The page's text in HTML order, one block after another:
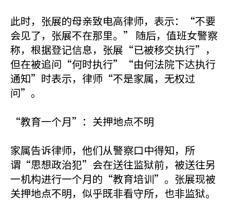
此时，张展的母亲致电高律师，表示：“不要
会见了，张展不在那里。” 随后，值班女警察
称，根据登记信息，张展“已被移交执行”，
但在被追问“何时执行”“由何法院下达执行
通知”时表示，律师“不是家属，无权过
问”。
“教育一个月”：关押地点不明
家属告诉律师，他们从警察口中得知，所
谓“思想政治犯”会在送往监狱前，被送往另
一机构进行一个月的“教育培训”。张展现被
关押地点不明，似乎既非看守所，也非监狱。